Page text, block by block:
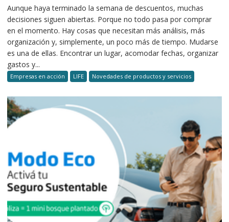
Aunque haya terminado la semana de descuentos, muchas
decisiones siguen abiertas. Porque no todo pasa por comprar
en el momento. Hay cosas que necesitan más análisis, más
organización y, simplemente, un poco más de tiempo. Mudarse
es una de ellas. Encontrar un lugar, acomodar fechas, organizar
gastos y...
Empresas en acción LIFE Novedades de productos y servicios